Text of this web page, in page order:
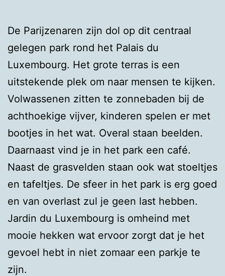
De Parijzenaren zijn dol op dit centraal
gelegen park rond het Palais du
Luxembourg. Het grote terras is een
uitstekende plek om naar mensen te kijken.
Volwassenen zitten te zonnebaden bij de
achthoekige vijver, kinderen spelen er met
bootjes in het wat. Overal staan beelden.
Daarnaast vind je in het park een café.
Naast de grasvelden staan ook wat stoeltjes
en tafeltjes. De sfeer in het park is erg goed
en van overlast zul je geen last hebben.
Jardin du Luxembourg is omheind met
mooie hekken wat ervoor zorgt dat je het
gevoel hebt in niet zomaar een parkje te
zijn.